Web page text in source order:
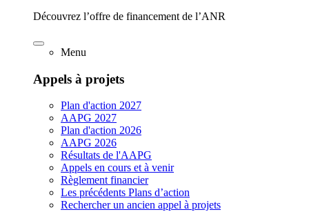
Découvrez l’offre de financement de l’ANR
Menu
Appels à projets
Plan d'action 2027
AAPG 2027
Plan d'action 2026
AAPG 2026
Résultats de l'AAPG
Appels en cours et à venir
Règlement financier
Les précédents Plans d’action
Rechercher un ancien appel à projets